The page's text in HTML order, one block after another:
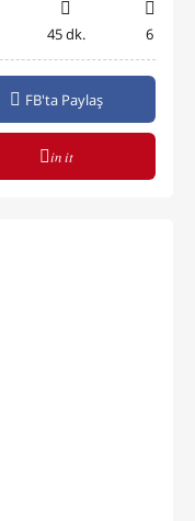
45 dk. 6
FB'ta Paylaş
in it